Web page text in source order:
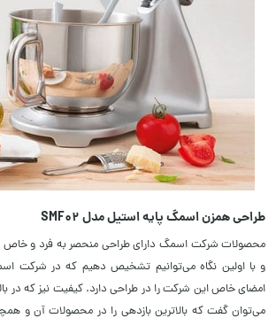
طراحی همزن اسمگ پایه استیل مدل SMF02
محصولات شرکت اسمگ دارای طراحی منحصر به فرد و خاص
و با اولین نگاه می‌توانیم تشخیص دهیم که در شرکت
امضای خاص این شرکت را در طراحی دارد. کیفیت نیز که در
می‌توان گفت که بالاترین بازدهی را در محصولات آن و